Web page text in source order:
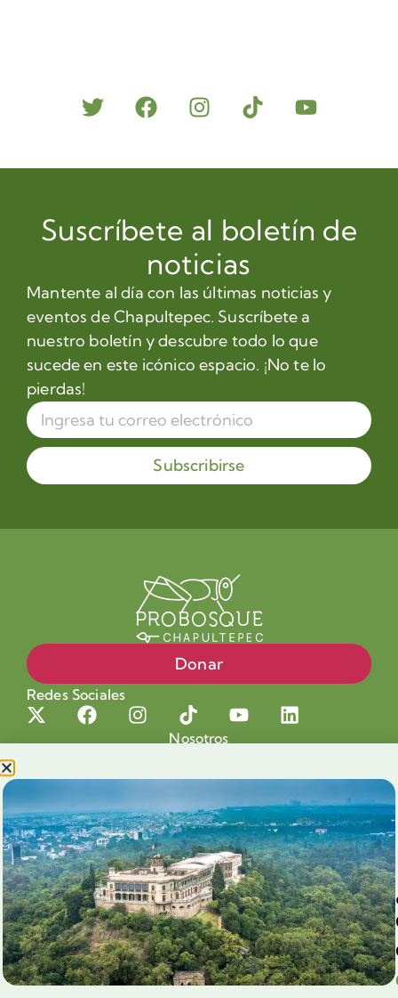
Suscríbete al boletín de
noticias
Mantente al día con las últimas noticias y
eventos de Chapultepec. Suscríbete a
nuestro boletín y descubre todo lo que
sucede en este icónico espacio. ¡No te lo
pierdas!
Subscribirse
Donar
Redes Sociales
Nosotros
Nuestra Causa
Productos con Causa
Blog
Voluntariado Chapultepec
Aliados
Legales
Prensa